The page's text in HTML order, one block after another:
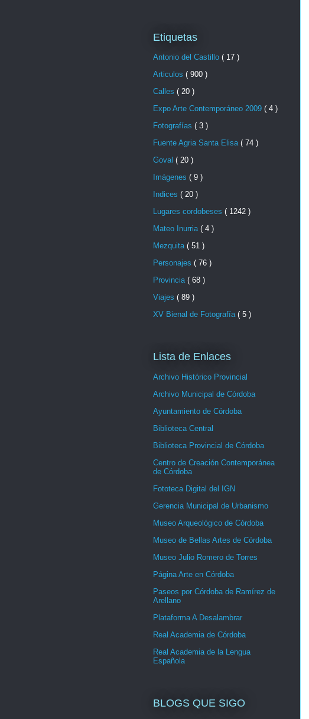
Etiquetas
Antonio del Castillo ( 17 )
Articulos ( 900 )
Calles ( 20 )
Expo Arte Contemporáneo 2009 ( 4 )
Fotografías ( 3 )
Fuente Agria Santa Elisa ( 74 )
Goval ( 20 )
Imágenes ( 9 )
Indices ( 20 )
Lugares cordobeses ( 1242 )
Mateo Inurria ( 4 )
Mezquita ( 51 )
Personajes ( 76 )
Provincia ( 68 )
Viajes ( 89 )
XV Bienal de Fotografía ( 5 )
Lista de Enlaces
Archivo Histórico Provincial
Archivo Municipal de Córdoba
Ayuntamiento de Córdoba
Biblioteca Central
Biblioteca Provincial de Córdoba
Centro de Creación Contemporánea
de Córdoba
Fototeca Digital del IGN
Gerencia Municipal de Urbanismo
Museo Arqueológico de Córdoba
Museo de Bellas Artes de Córdoba
Museo Julio Romero de Torres
Página Arte en Córdoba
Paseos por Córdoba de Ramírez de
Arellano
Plataforma A Desalambrar
Real Academia de Córdoba
Real Academia de la Lengua
Española
BLOGS QUE SIGO